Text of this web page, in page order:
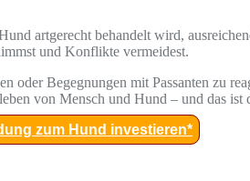
artgerecht behandelt wird,
und Konflikte vermeidest.
Begegnungen mit Passanten zu
von Mensch und Hund – und das ist
zum Hund investieren*